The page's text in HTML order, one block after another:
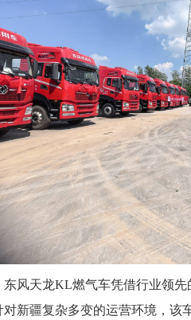
东风天龙KL燃气车凭借行业领
对新疆复杂多变的运营环境，